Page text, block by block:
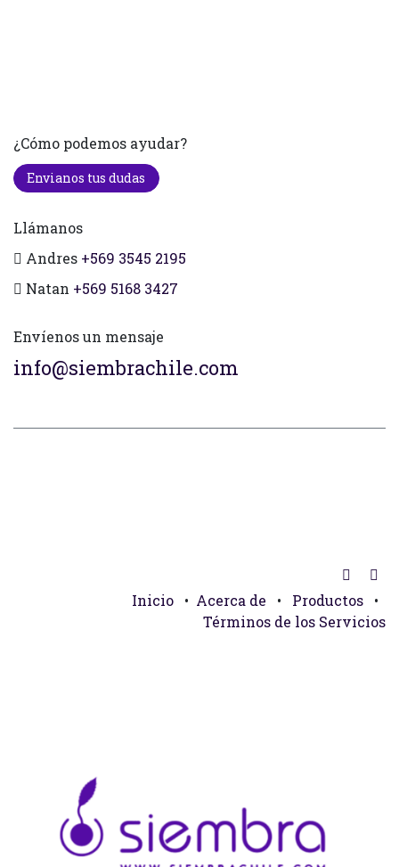
¿Cómo podemos ayudar?
Envianos tus dudas
Llámanos
Andres +569 3545 2195
Natan +569 5168 3427
Envíenos un mensaje
info@siembrachile.com
Inicio • Acerca de • Productos
•
Términos de los Servicios